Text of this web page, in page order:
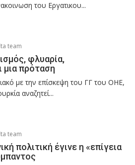
του Εργατικου...
team
φλυαρία,
μια πρόταση
με την επίσκεψη του ΓΓ του ΟΗΕ,
αναζητεί...
team
πολιτική έγινε η «επίγεια